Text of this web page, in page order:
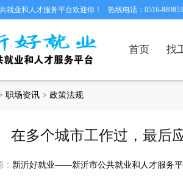
热线电话：0516-
业和人才服务平台欢迎你！
首页 找
职场资讯 > 政策法规
在多个城市工作过，最后
： 新沂好就业——新沂市公共就业和人才服务